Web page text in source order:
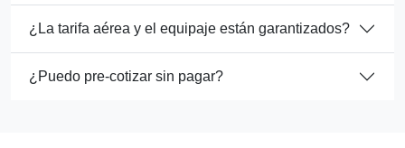
¿La tarifa aérea y el equipaje están garantizados?
¿Puedo pre-cotizar sin pagar?